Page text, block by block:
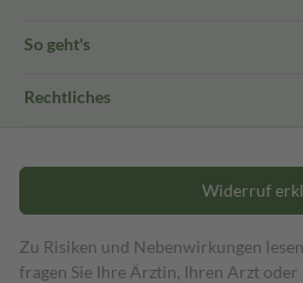
So geht's
Rechtliches
Widerruf
Zu Risiken und Nebenwirkungen
fragen Sie Ihre Ärztin, Ihren Arzt